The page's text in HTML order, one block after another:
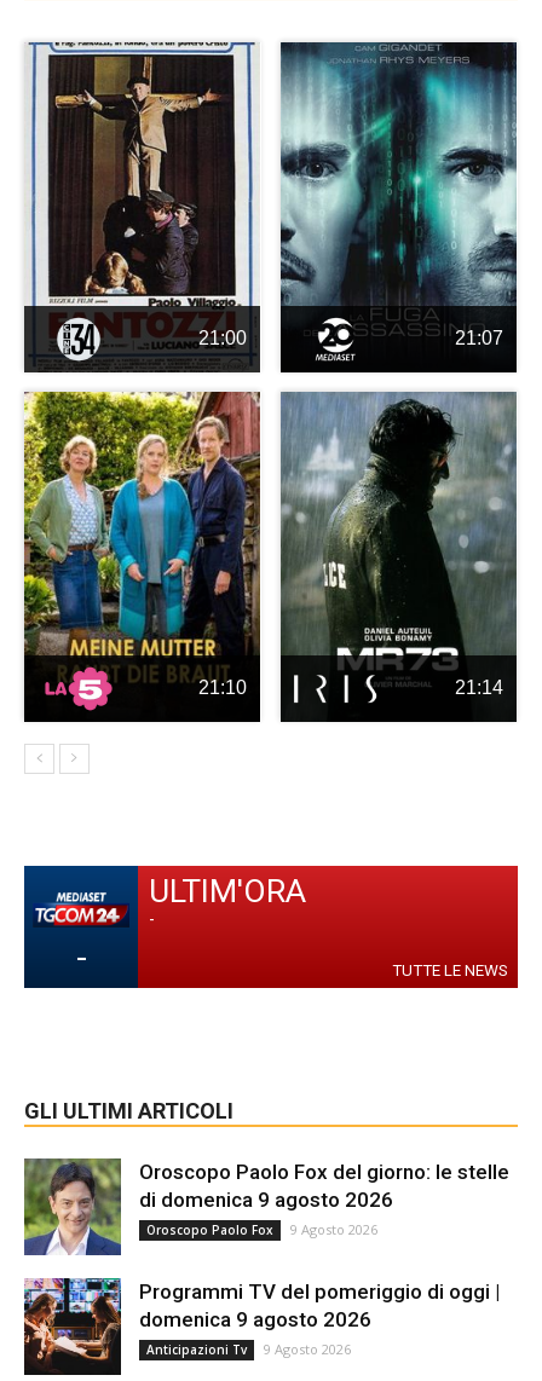
21:00 21:07
21:10 21:14
-
ULTIM'ORA
-
TUTTE LE NEWS
GLI ULTIMI ARTICOLI
Oroscopo Paolo Fox del giorno: le stelle
di domenica 9 agosto 2026
Oroscopo Paolo Fox 9 Agosto 2026
Programmi TV del pomeriggio di oggi |
domenica 9 agosto 2026
Anticipazioni Tv 9 Agosto 2026